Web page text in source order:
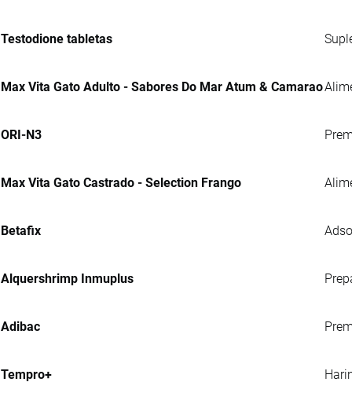
Testodione tabletas
Max Vita Gato Adulto - Sabores Do Mar Atum & Camarao
ORI-N3
Max Vita Gato Castrado - Selection Frango
Betafix
Alquershrimp Inmuplus
Adibac
Tempro+